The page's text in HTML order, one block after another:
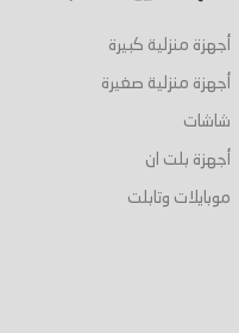
أجهزة منزلية كبيرة
أجهزة منزلية صغيرة
شاشات
أجهزة بلت ان
موبايلات وتابلت